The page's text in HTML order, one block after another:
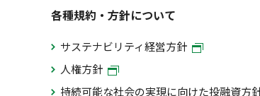
各種規約・方針について
サステナビリティ経営方針
人権方針
持続可能な社会の実現に向けた投融資方